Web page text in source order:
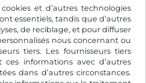
et d’autres technologies
essentiels, tandis que d’autres
de reciblage, et pour diffuser
nous concernant ou
tiers. Les fournisseurs tiers
informations avec d’autres
dans d’autres circonstances.
incluse.